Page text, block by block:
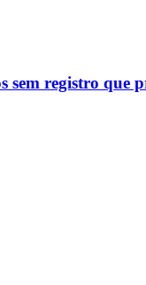
registro que